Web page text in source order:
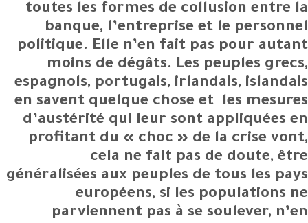
toutes les formes de collusion entre la
banque, l’entreprise et le personnel
politique. Elle n’en fait pas pour autant
moins de dégâts. Les peuples grecs,
espagnols, portugais, irlandais, islandais
en savent quelque chose et les mesures
d’austérité qui leur sont appliquées en
profitant du « choc » de la crise vont,
cela ne fait pas de doute, être
généralisées aux peuples de tous les pays
européens, si les populations ne
parviennent pas à se soulever, n’en